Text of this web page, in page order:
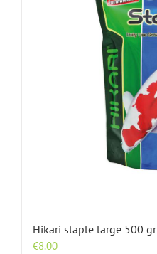
Hikari staple large 500 gr
€8.00